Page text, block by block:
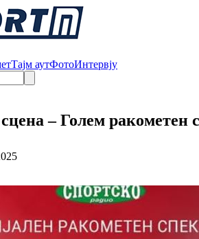
Тајм аутФотоИнтервју
– Голем